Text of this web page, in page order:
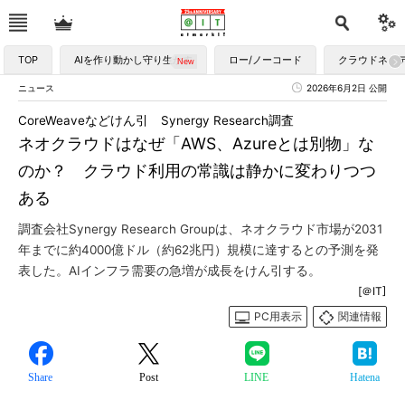
TOP AIを作り動かし守り生かす ロー/ノーコード クラウドネイ
ニュース 2026年6月2日 公開
ネオクラウドはなぜ「AWS、Azureとは別物」な
のか？ クラウド利用の常識は静かに変わりつつ
ある
CoreWeaveなどけん引 Synergy Research調査
調査会社Synergy Research Groupは、ネオクラウド市場が2031
年までに約4000億ドル（約62兆円）規模に達するとの予測を発
表した。AIインフラ需要の急増が成長をけん引する。
[＠IT]
PC用表示
関連情報
Share Post LINE Hatena